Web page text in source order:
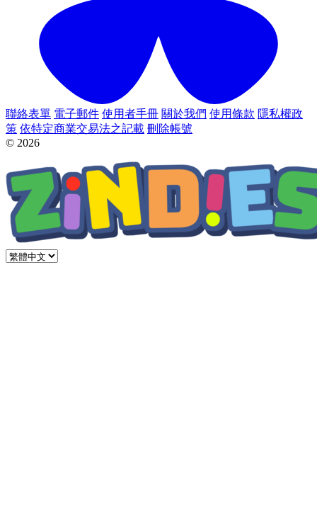
聯絡表單 電子郵件 使用者手冊 關於我們 使用條款 隱私權政
策 依特定商業交易法之記載 刪除帳號
© 2026